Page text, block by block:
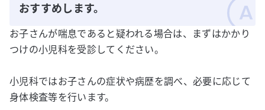
おすすめします。
お子さんが喘息であると疑われる場合は、まずはかかり
つけの小児科を受診してください。
小児科ではお子さんの症状や病歴を調べ、必要に応じて
身体検査等を行います。